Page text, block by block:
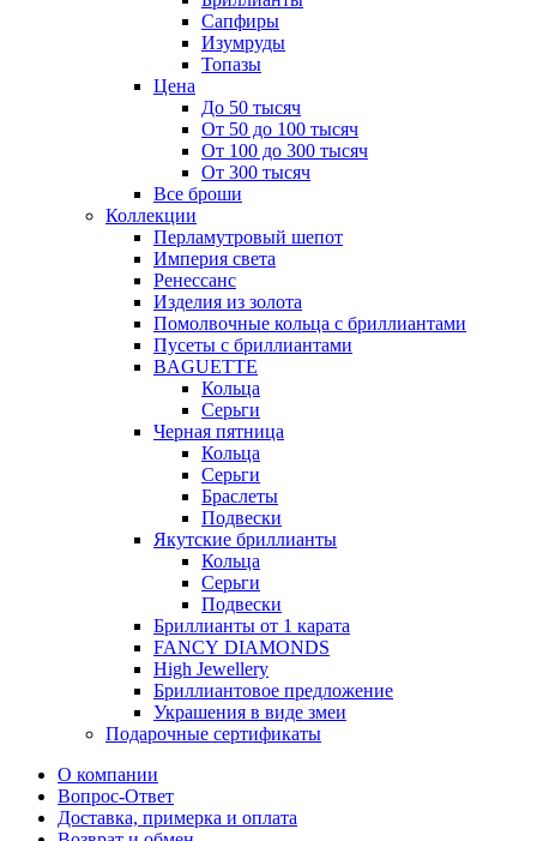
Сапфиры
Изумруды
Топазы
Цена
До 50 тысяч
От 50 до 100 тысяч
От 100 до 300 тысяч
От 300 тысяч
Все броши
Коллекции
Перламутровый шепот
Империя света
Ренессанс
Изделия из золота
Помолвочные кольца с бриллиантами
Пусеты с бриллиантами
BAGUETTE
Кольца
Серьги
Черная пятница
Кольца
Серьги
Браслеты
Подвески
Якутские бриллианты
Кольца
Серьги
Подвески
Бриллианты от 1 карата
FANCY DIAMONDS
High Jewellery
Бриллиантовое предложение
Украшения в виде змеи
Подарочные сертификаты
О компании
Вопрос-Ответ
Доставка, примерка и оплата